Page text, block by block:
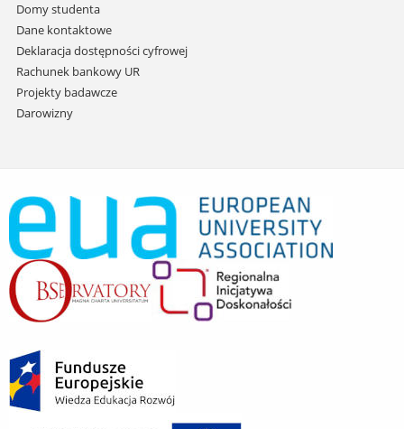
Domy studenta
Dane kontaktowe
Deklaracja dostępności cyfrowej
Rachunek bankowy UR
Projekty badawcze
Darowizny